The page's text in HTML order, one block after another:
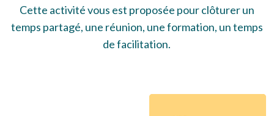
Cette activité vous est proposée pour clôturer un
temps partagé, une réunion, une formation, un temps
de facilitation.